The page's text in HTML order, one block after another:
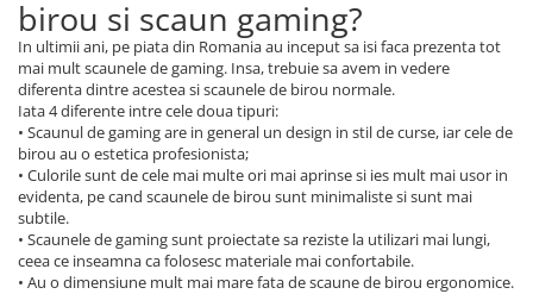
birou si scaun gaming?
In ultimii ani, pe piata din Romania au inceput sa isi faca prezenta tot
mai mult scaunele de gaming. Insa, trebuie sa avem in vedere
diferenta dintre acestea si scaunele de birou normale.
Iata 4 diferente intre cele doua tipuri:
• Scaunul de gaming are in general un design in stil de curse, iar cele de
birou au o estetica profesionista;
• Culorile sunt de cele mai multe ori mai aprinse si ies mult mai usor in
evidenta, pe cand scaunele de birou sunt minimaliste si sunt mai
subtile.
• Scaunele de gaming sunt proiectate sa reziste la utilizari mai lungi,
ceea ce inseamna ca folosesc materiale mai confortabile.
• Au o dimensiune mult mai mare fata de scaune de birou ergonomice.